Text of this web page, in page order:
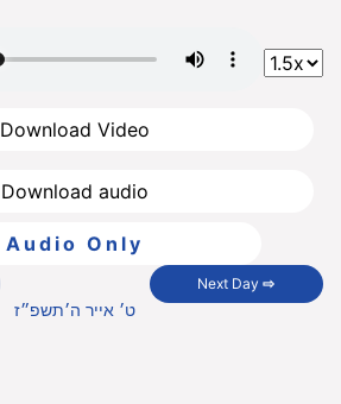
שֶׁלֹּא לְהַקְדִּישׁ
[בַּעַל מוּם].
חֶלְבּוֹ.
שֶׁלֹּא יַקְרִיב בַּעַל
Download Video
Download audio
Audio Only
ט׳ אייר ה׳תשפ״ז
Next Day⇨